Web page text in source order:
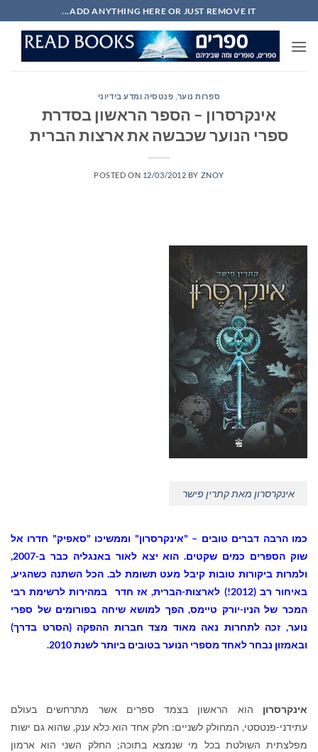
to
content
ADD ANYTHING HERE OR JUST REMOVE IT...
ספרות נוער פנטסיה ומדע בידיוני
אינקרסרון – הספר הראשון בסדרת
ספרי הנוער שכבשה את ארצות הברית
POSTED ON 12/03/2012 BY ZNOY
אינקרסרון מאת קתרין פישר
כמו הרבה דברים טובים – "אינקרסרון" וממשיכו "סאפיק" חדרו אל
שוק הספרים כמים שקטים. הוא יצא לאור באנגליה כבר ב-2007,
ולמרות ביקורות טובות קיבל מעט תשומת לב. הכל השתנה כשהגיע,
באיחור רב (2012!) לארצות-הברית, אז חדר במהירות לרשימת רבי
המכר של הניו-יורק טיימס, הפך למושא שיחה בפורומים של ספרי
נוער, זכה לתחרות נאה מאוד מצד חברות ההפקה (הסרט בדרך)
ובאמזון נבחר לאחד מספרי הנוער בטובים ביותר לשנת 2010.
אינקרסרון הוא הראשון בצמד ספרים אשר מתרחשים בעולם
עתידני-פנטסטי, המחולק לשניים: חלק אחד הוא כלא ענק, שהוא גם ישות
מפלצתית השולטת בכל מי שנמצא בתוכה; החלק השני הוא ארמון